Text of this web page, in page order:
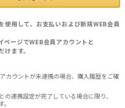
用して、お支払いおよび新規WEB会員
ページでWEB会員アカウントと
ます。
カウントが未連携の場合、購入履歴をご確
連携設定が完了している場合に限り、